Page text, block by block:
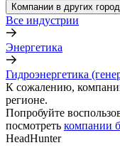
Компании в других
Все индустрии
Энергетика
Гидроэнергетика
К сожалению,
регионе.
Попробуйте
посмотреть компании
HeadHunter